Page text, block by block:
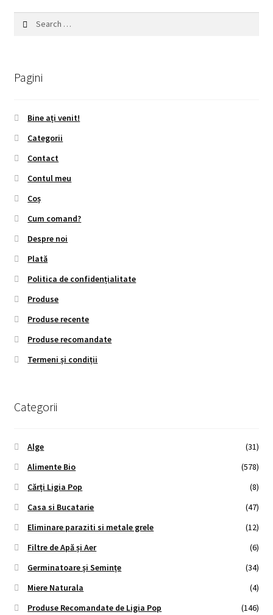
Pagini
Bine ați venit!
Categorii
Contact
Contul meu
Coș
Cum comand?
Despre noi
Plată
Politica de confidențialitate
Produse
Produse recente
Produse recomandate
Termeni și condiții
Categorii
Alge
(31)
Alimente Bio
(578)
Cărți Ligia Pop
(8)
Casa si Bucatarie
(47)
Eliminare paraziti si metale grele
(12)
Filtre de Apă și Aer
(6)
Germinatoare și Semințe
(34)
Miere Naturala
(4)
Produse Recomandate de Ligia Pop
(146)